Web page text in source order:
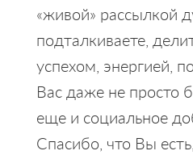
«живой» рассылкой
подталкиваете,
успехом, энергией,
Вас даже не просто
еще и социальное
Спасибо, что Вы